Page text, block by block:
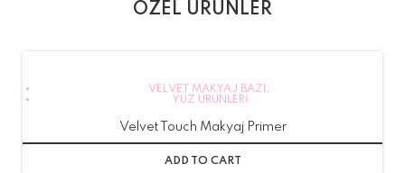
ÖZEL ÜRÜNLER
VELVET MAKYAJ BAZI ,
YÜZ ÜRÜNLERI
Velvet Touch Makyaj Primer
ADD TO CART